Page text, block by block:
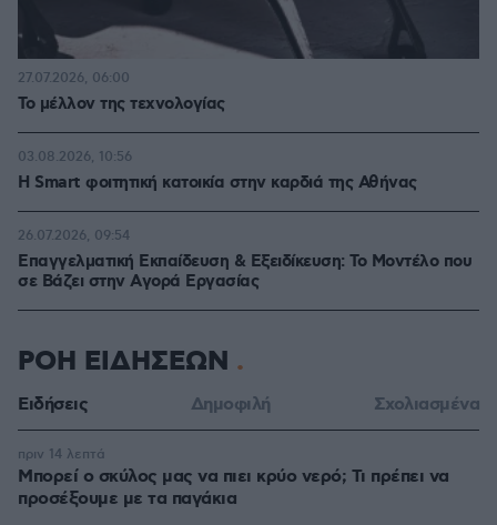
Το μέλλον της τεχνολογίας
27.07.2026, 06:00
Η Smart φοιτητική κατοικία στην καρδιά της Αθήνας
03.08.2026, 10:56
Επαγγελματική Εκπαίδευση & Εξειδίκευση: Το Mοντέλο που
σε Bάζει στην Aγορά Eργασίας
26.07.2026, 09:54
ΡΟΗ ΕΙΔΗΣΕΩΝ
Ειδήσεις Δημοφιλή Σχολιασμένα
Μπορεί ο σκύλος μας να πιει κρύο νερό; Τι πρέπει να
προσέξουμε με τα παγάκια
πριν 14 λεπτά